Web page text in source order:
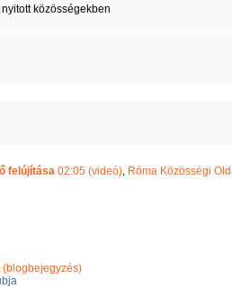
közösségekben
felújítása 02:05 (videó), Róma Közösségi
(blogbejegyzés)